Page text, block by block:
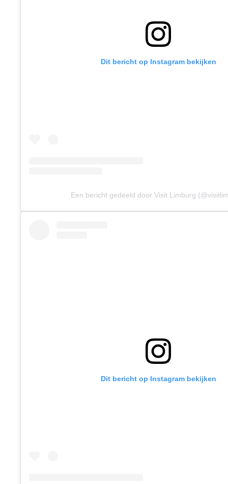
Dit bericht op Instagram bekijken
Een bericht gedeeld door Visit Limburg
Dit bericht op Instagram bekijken